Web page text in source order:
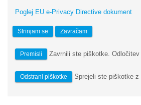
Poglej EU e-Privacy Directive dokument
Strinjam se Zavračam
Premisli Zavrnili ste piškotke. Odločitev
Odstrani piškotke Sprejeli ste piškotke